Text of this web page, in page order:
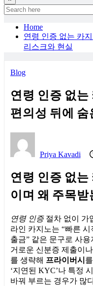
Home
연령 인증 없는 카
리스크와 현실
Blog
연령 인증 없
편의성 뒤에
Priya Kavadi
연령 인증 없
이며 왜 주목
연령 인증절차 없이 가
라인 카지노는 “빠른 시
출금” 같은 문구로 사
거로운 신분증 제출이
를 생략해 프라이버시
‘지연된 KYC’나 특정
바꿔 부르는 경우가 많